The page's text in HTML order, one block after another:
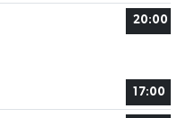
20:00
17:00